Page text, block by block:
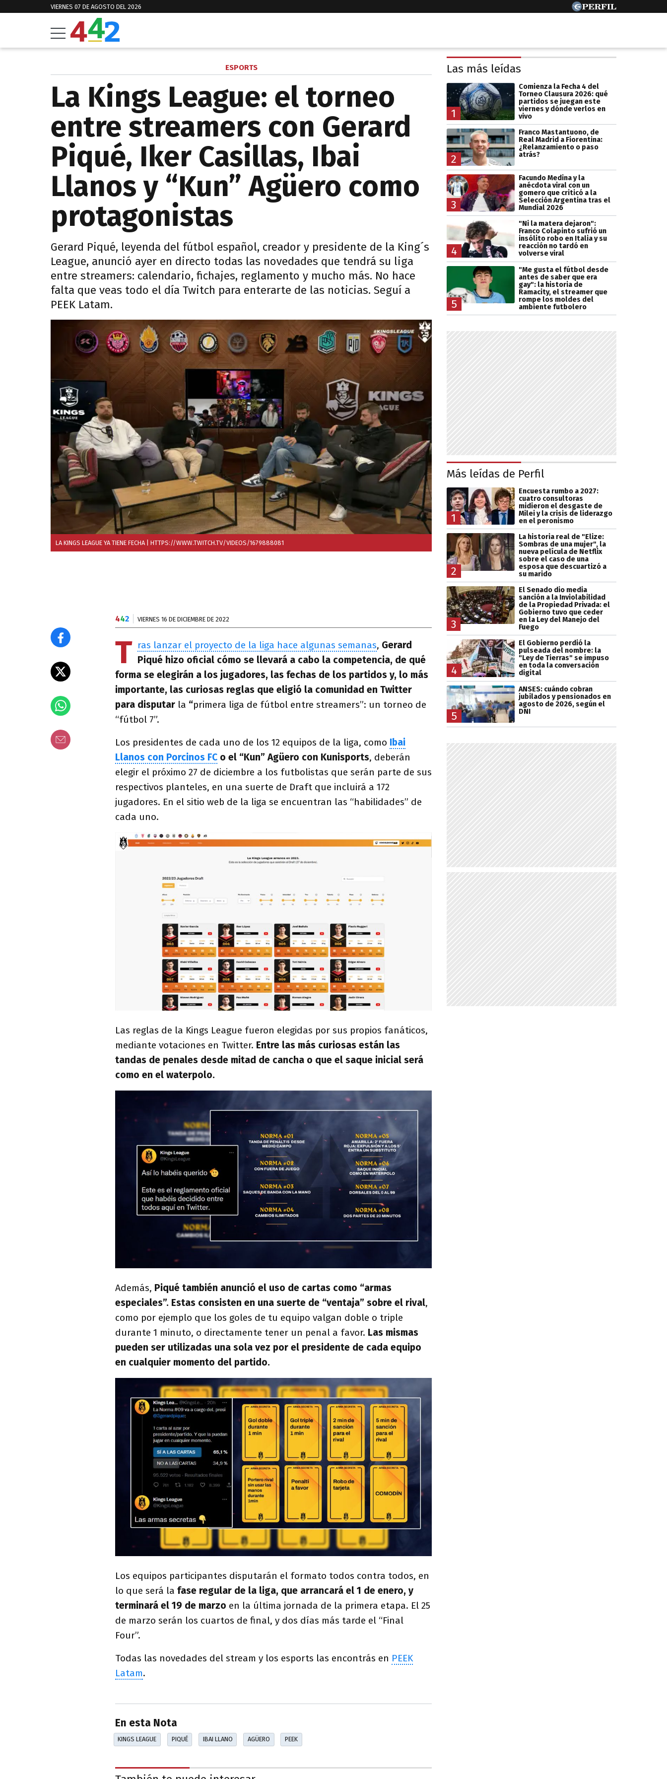
VIERNES 07 DE AGOSTO DEL 2026
ESPORTS
La Kings League: el torneo
entre streamers con Gerard
Piqué, Iker Casillas, Ibai
Llanos y “Kun” Agüero como
protagonistas
Gerard Piqué, leyenda del fútbol español, creador y presidente de la King´s
League, anunció ayer en directo todas las novedades que tendrá su liga
entre streamers: calendario, fichajes, reglamento y mucho más. No hace
falta que veas todo el día Twitch para enterarte de las noticias. Seguí a
PEEK Latam.
LA KINGS LEAGUE YA TIENE FECHA | HTTPS://WWW.TWITCH.TV/VIDEOS/1679888081
442 VIERNES 16 DE DICIEMBRE DE 2022
T ras lanzar el proyecto de la liga hace algunas semanas, Gerard
Piqué hizo oficial cómo se llevará a cabo la competencia, de qué
forma se elegirán a los jugadores, las fechas de los partidos y, lo más
importante, las curiosas reglas que eligió la comunidad en Twitter
para disputar la “primera liga de fútbol entre streamers”: un torneo de
“fútbol 7”.
Los presidentes de cada uno de los 12 equipos de la liga, como Ibai
Llanos con Porcinos FC o el “Kun” Agüero con Kunisports, deberán
elegir el próximo 27 de diciembre a los futbolistas que serán parte de sus
respectivos planteles, en una suerte de Draft que incluirá a 172
jugadores. En el sitio web de la liga se encuentran las “habilidades” de
cada uno.
Las reglas de la Kings League fueron elegidas por sus propios fanáticos,
mediante votaciones en Twitter. Entre las más curiosas están las
tandas de penales desde mitad de cancha o que el saque inicial será
como en el waterpolo.
Además, Piqué también anunció el uso de cartas como “armas
especiales”. Estas consisten en una suerte de “ventaja” sobre el rival,
como por ejemplo que los goles de tu equipo valgan doble o triple
durante 1 minuto, o directamente tener un penal a favor. Las mismas
pueden ser utilizadas una sola vez por el presidente de cada equipo
en cualquier momento del partido.
Los equipos participantes disputarán el formato todos contra todos, en
lo que será la fase regular de la liga, que arrancará el 1 de enero, y
terminará el 19 de marzo en la última jornada de la primera etapa. El 25
de marzo serán los cuartos de final, y dos días más tarde el “Final
Four”.
Todas las novedades del stream y los esports las encontrás en PEEK
Latam.
En esta Nota
KINGS LEAGUE PIQUÉ IBAI LLANO AGÜERO PEEK
Las más leídas
1
Comienza la Fecha 4 del
Torneo Clausura 2026: qué
partidos se juegan este
viernes y dónde verlos en
vivo
2
Franco Mastantuono, de
Real Madrid a Fiorentina:
¿Relanzamiento o paso
atrás?
3
Facundo Medina y la
anécdota viral con un
gomero que criticó a la
Selección Argentina tras el
Mundial 2026
4
"Ni la matera dejaron":
Franco Colapinto sufrió un
insólito robo en Italia y su
reacción no tardó en
volverse viral
5
"Me gusta el fútbol desde
antes de saber que era
gay": la historia de
Ramacity, el streamer que
rompe los moldes del
ambiente futbolero
Más leídas de Perfil
1
Encuesta rumbo a 2027:
cuatro consultoras
midieron el desgaste de
Milei y la crisis de liderazgo
en el peronismo
2
La historia real de "Elize:
Sombras de una mujer", la
nueva película de Netflix
sobre el caso de una
esposa que descuartizó a
su marido
3
El Senado dio media
sanción a la Inviolabilidad
de la Propiedad Privada: el
Gobierno tuvo que ceder
en la Ley del Manejo del
Fuego
4
El Gobierno perdió la
pulseada del nombre: la
"Ley de Tierras" se impuso
en toda la conversación
digital
5
ANSES: cuándo cobran
jubilados y pensionados en
agosto de 2026, según el
DNI